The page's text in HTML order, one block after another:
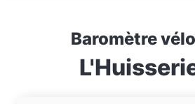
Baromètre